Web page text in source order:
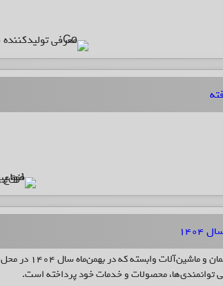
شرکت بهین کنترل صنعت در شانزدهمین نمایشگاه بین‌المللی بتن، سیمان و ماشین‌آلات وابسته که در بهمن‌ماه سال 1404 در محل
توانمندی‌ها، محصولات و خدمات خود پرداخته است.